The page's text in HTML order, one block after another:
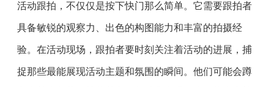
活动跟拍，不仅仅是按下快门那么简单。它需要跟拍者
具备敏锐的观察力、出色的构图能力和丰富的拍摄经
验。在活动现场，跟拍者要时刻关注着活动的进展，捕
捉那些最能展现活动主题和氛围的瞬间。他们可能会蹲